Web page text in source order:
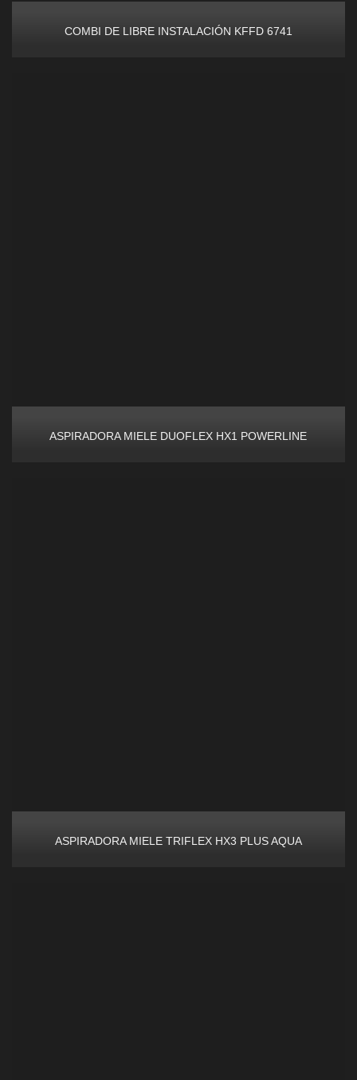
COMBI DE LIBRE INSTALACIÓN KFFD 6741
ASPIRADORA MIELE DUOFLEX HX1 POWERLINE
ASPIRADORA MIELE TRIFLEX HX3 PLUS AQUA